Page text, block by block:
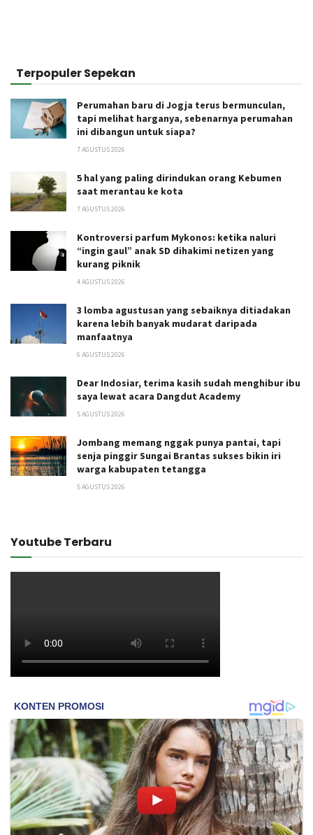
Terpopuler Sepekan
Perumahan baru di Jogja terus bermunculan,
tapi melihat harganya, sebenarnya perumahan
ini dibangun untuk siapa?
7 AGUSTUS 2026
5 hal yang paling dirindukan orang Kebumen
saat merantau ke kota
7 AGUSTUS 2026
Kontroversi parfum Mykonos: ketika naluri
“ingin gaul” anak SD dihakimi netizen yang
kurang piknik
4 AGUSTUS 2026
3 lomba agustusan yang sebaiknya ditiadakan
karena lebih banyak mudarat daripada
manfaatnya
6 AGUSTUS 2026
Dear Indosiar, terima kasih sudah menghibur ibu
saya lewat acara Dangdut Academy
5 AGUSTUS 2026
Jombang memang nggak punya pantai, tapi
senja pinggir Sungai Brantas sukses bikin iri
warga kabupaten tetangga
5 AGUSTUS 2026
Youtube Terbaru